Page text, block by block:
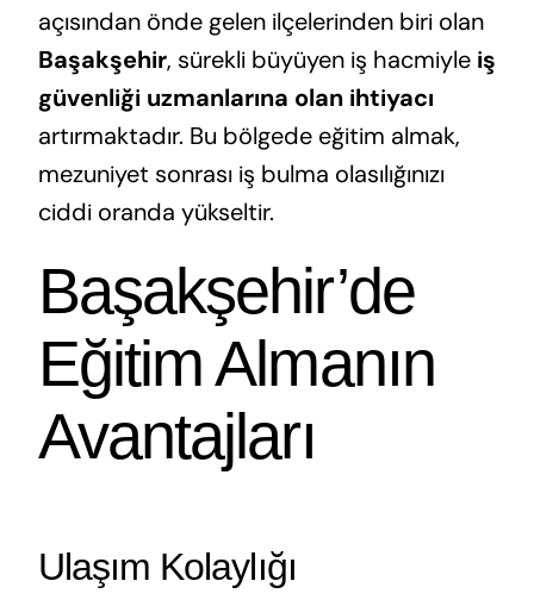
açısından önde gelen ilçelerinden biri olan
Başakşehir, sürekli büyüyen iş hacmiyle iş
güvenliği uzmanlarına olan ihtiyacı
artırmaktadır. Bu bölgede eğitim almak,
mezuniyet sonrası iş bulma olasılığınızı
ciddi oranda yükseltir.
Başakşehir’de
Eğitim Almanın
Avantajları
Ulaşım Kolaylığı